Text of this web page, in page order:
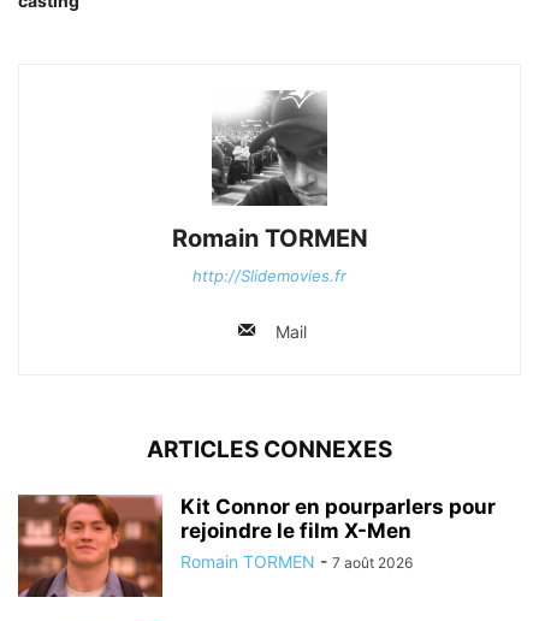
Romain TORMEN
http://Slidemovies.fr
Mail
ARTICLES CONNEXES
Kit Connor en pourparlers pour
rejoindre le film X-Men
Romain TORMEN - 7 août 2026